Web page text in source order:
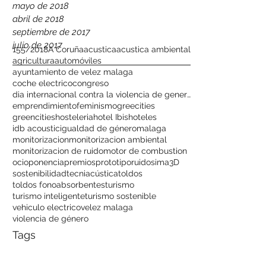
mayo de 2018
abril de 2018
septiembre de 2017
julio de 2017
155/2018A Coruñaacusticaacustica ambiental
agriculturaautomóviles
ayuntamiento de velez malaga
coche electricocongreso
dia internacional contra la violencia de genero
emprendimientofeminismogreecities
greencitieshosteleriahotel Ibishoteles
idb acousticigualdad de géneromalaga
monitorizacionmonitorizacion ambiental
monitorizacion de ruidomotor de combustion
ocioponenciapremiosprototiporuidosima3D
sostenibilidadtecniacústicatoldos
toldos fonoabsorbentesturismo
turismo inteligenteturismo sostenible
vehiculo electricovelez malaga
violencia de género
Tags